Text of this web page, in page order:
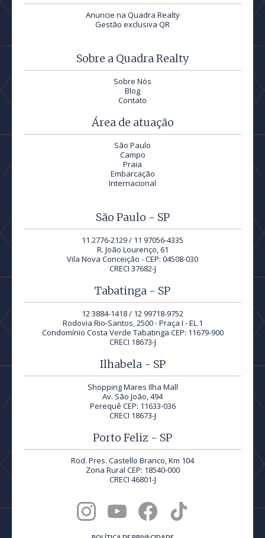
Anuncie na Quadra Realty
Gestão exclusiva QR
Sobre a Quadra Realty
Sobre Nós
Blog
Contato
Área de atuação
São Paulo
Campo
Praia
Embarcação
Internacional
São Paulo - SP
11 2776-2129 / 11 97056-4335
R. João Lourenço, 61
Vila Nova Conceição - CEP: 04508-030
CRECI 37682-J
Tabatinga - SP
12 3884-1418 / 12 99718-9752
Rodovia Rio-Santos, 2500 - Praça I - EL.1
Condomínio Costa Verde Tabatinga CEP: 11679-900
CRECI 18673-J
Ilhabela - SP
Shopping Mares Ilha Mall
Av. São João, 494
Perequê CEP: 11633-036
CRECI 18673-J
Porto Feliz - SP
Rod. Pres. Castello Branco, Km 104
Zona Rural CEP: 18540-000
CRECI 46801-J